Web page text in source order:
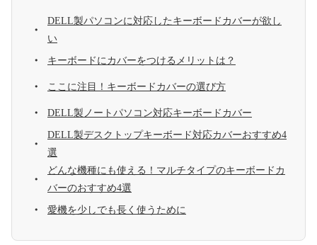
DELL製パソコンに対応したキーボードカバーが欲し
い
キーボードにカバーをつけるメリットは？
ここに注目！キーボードカバーの選び方
DELL製ノートパソコン対応キーボードカバー
DELL製デスクトップキーボード対応カバーおすすめ4
選
どんな機種にも使える！マルチタイプのキーボードカ
バーのおすすめ4選
愛機を少しでも長く使うために